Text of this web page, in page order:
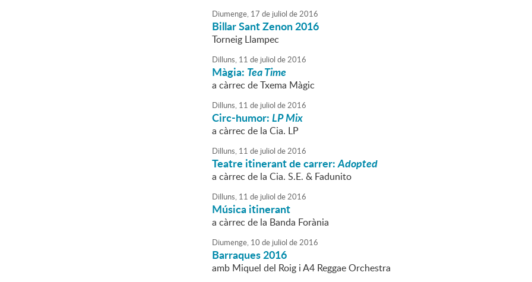
Diumenge, 17 de juliol de2016
Billar Sant Zenon 2016
Torneig Llampec
Dilluns, 11 de juliol de2016
Màgia: Tea Time
a càrrec de Txema Màgic
Dilluns, 11 de juliol de2016
Circ-humor:LP Mix
a càrrec de la Cia. LP
Dilluns, 11 de juliol de2016
Teatre itinerant de carrer:Adopted
a càrrec de la Cia. S.E. & Fadunito
Dilluns, 11 de juliol de2016
Música itinerant
a càrrec de la Banda Forània
Diumenge, 10 de juliol de2016
Barraques 2016
amb Miquel del Roig i A4 Reggae Orchestra